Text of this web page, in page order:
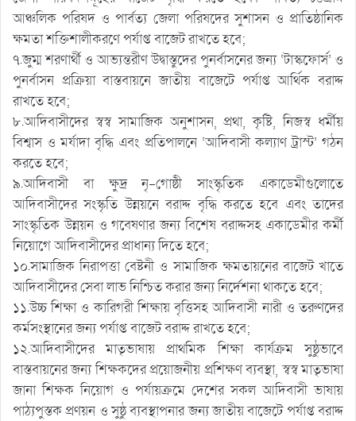
আঞ্চলিক পরিষদ ও পার্বত্য জেলা পরিষদের সুশাসন ও প্রাতিষ্ঠানিক
ক্ষমতা শক্তিশালীকরণে পর্যাপ্ত বাজেট রাখতে হবে;
৭.জুম্ম শরণার্থী ও আভ্যন্তরীণ উদ্বাস্তুদের পুনর্বাসনের জন্য ‘টাস্কফোর্স’ ও
পুনর্বাসন প্রক্রিয়া বাস্তবায়নে জাতীয় বাজেটে পর্যাপ্ত আর্থিক বরাদ্দ
রাখতে হবে;
৮.আদিবাসীদের স্বস্ব সামাজিক অনুশাসন, প্রথা, কৃষ্টি, নিজস্ব ধর্মীয়
বিশ্বাস ও মর্যাদা বৃদ্ধি এবং প্রতিপালনে ‘আদিবাসী কল্যাণ ট্রাস্ট’ গঠন
করতে হবে;
৯.আদিবাসী বা ক্ষুদ্র নৃ-গোষ্ঠী সাংস্কৃতিক একাডেমীগুলোতে
আদিবাসীদের সংস্কৃতি উন্নয়নে বরাদ্দ বৃদ্ধি করতে হবে এবং তাদের
সাংস্কৃতিক উন্নয়ন ও গবেষণার জন্য বিশেষ বরাদ্দসহ একাডেমীর কর্মী
নিয়োগে আদিবাসীদের প্রাধান্য দিতে হবে;
১০.সামাজিক নিরাপত্তা বেষ্টনী ও সামাজিক ক্ষমতায়নের বাজেট খাতে
আদিবাসীদের সেবা লাভ নিশ্চিত করার জন্য নির্দেশনা থাকতে হবে;
১১.উচ্চ শিক্ষা ও কারিগরী শিক্ষায় বৃত্তিসহ আদিবাসী নারী ও তরুণদের
কর্মসংস্থানের জন্য পর্যাপ্ত বাজেট বরাদ্দ রাখতে হবে;
১২.আদিবাসীদের মাতৃভাষায় প্রাথমিক শিক্ষা কার্যক্রম সুষ্ঠুভাবে
বাস্তবায়নের জন্য শিক্ষকদের প্রয়োজনীয় প্রশিক্ষণ ব্যবস্থা, স্বস্ব মাতৃভাষা
জানা শিক্ষক নিয়োগ ও পর্যায়ক্রমে দেশের সকল আদিবাসী ভাষায়
পাঠ্যপুস্তক প্রণয়ন ও সুষ্ঠু ব্যবস্থাপনার জন্য জাতীয় বাজেটে পর্যাপ্ত বরাদ্দ